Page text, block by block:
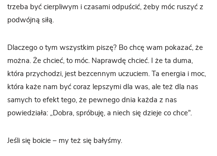
trzeba być cierpliwym i czasami odpuścić, żeby móc ruszyć z
podwójną siłą.
Dlaczego o tym wszystkim piszę? Bo chcę wam pokazać, że
można. Że chcieć, to móc. Naprawdę chcieć. I że ta duma,
która przychodzi, jest bezcennym uczuciem. Ta energia i moc,
która każe nam być coraz lepszymi dla was, ale też dla nas
samych to efekt tego, że pewnego dnia każda z nas
powiedziała: „Dobra, spróbuję, a niech się dzieje co chce”.
Jeśli się boicie – my też się bałyśmy.